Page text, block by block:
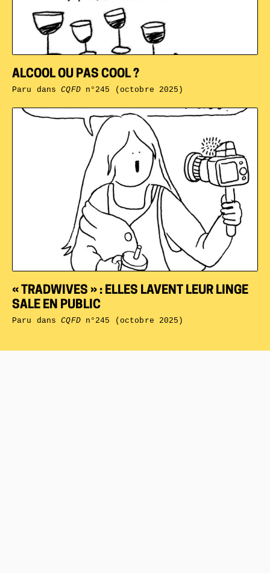
« TRADWIVES » : ELLES LAVENT LEUR LINGE
SALE EN PUBLIC
Paru dansCQFDn°245 (octobre 2025)
ALCOOL OU PAS COOL ?
Paru dansCQFDn°245 (octobre 2025)